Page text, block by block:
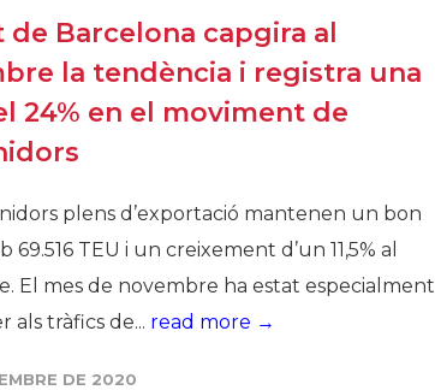
de Barcelona capgira al
la tendència i registra una
24% en el moviment de
plens d’exportació mantenen un bon
69.516 TEU i un creixement d’un 11,5% al
El mes de novembre ha estat especialment
als tràfics de... read more →
DE 2020